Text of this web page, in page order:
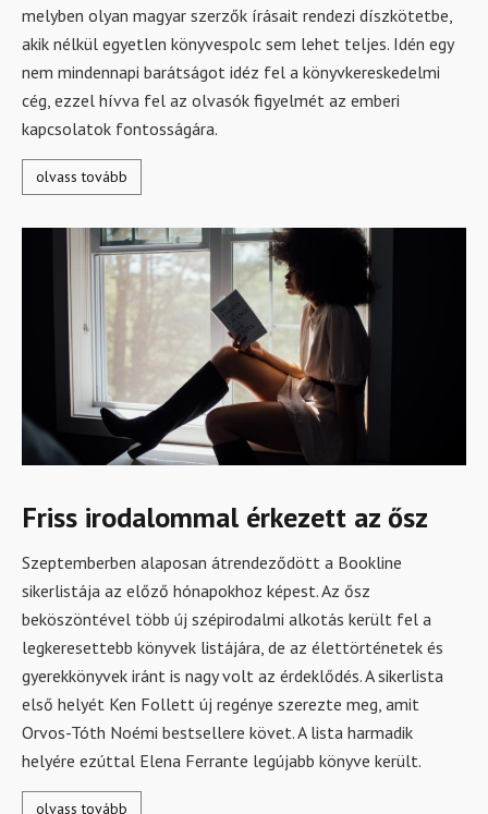
melyben olyan magyar szerzők írásait rendezi díszkötetbe,
akik nélkül egyetlen könyvespolc sem lehet teljes. Idén egy
nem mindennapi barátságot idéz fel a könyvkereskedelmi
cég, ezzel hívva fel az olvasók figyelmét az emberi
kapcsolatok fontosságára.
olvass tovább
Friss irodalommal érkezett az ősz
Szeptemberben alaposan átrendeződött a Bookline
sikerlistája az előző hónapokhoz képest. Az ősz
beköszöntével több új szépirodalmi alkotás került fel a
legkeresettebb könyvek listájára, de az élettörténetek és
gyerekkönyvek iránt is nagy volt az érdeklődés. A sikerlista
első helyét Ken Follett új regénye szerezte meg, amit
Orvos-Tóth Noémi bestsellere követ. A lista harmadik
helyére ezúttal Elena Ferrante legújabb könyve került.
olvass tovább